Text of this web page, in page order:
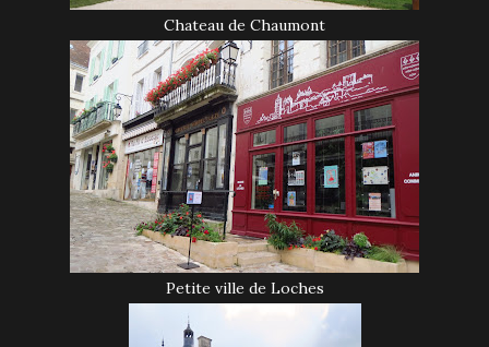
Chateau de Chaumont
Petite ville de Loches